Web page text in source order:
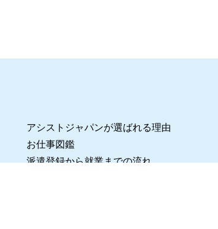
アシストジャパンが選ばれる理由
お仕事図鑑
派遣登録から就業までの流れ